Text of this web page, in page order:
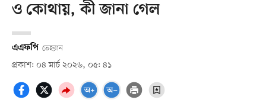
ও কোথায়, কী জানা গেল
এএফপি তেহরান
প্রকাশ: ০৪ মার্চ ২০২৬, ০৫: ৪১